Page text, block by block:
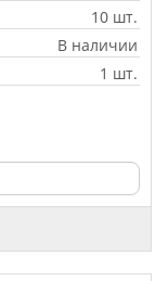
10 шт.
В наличии
1 шт.